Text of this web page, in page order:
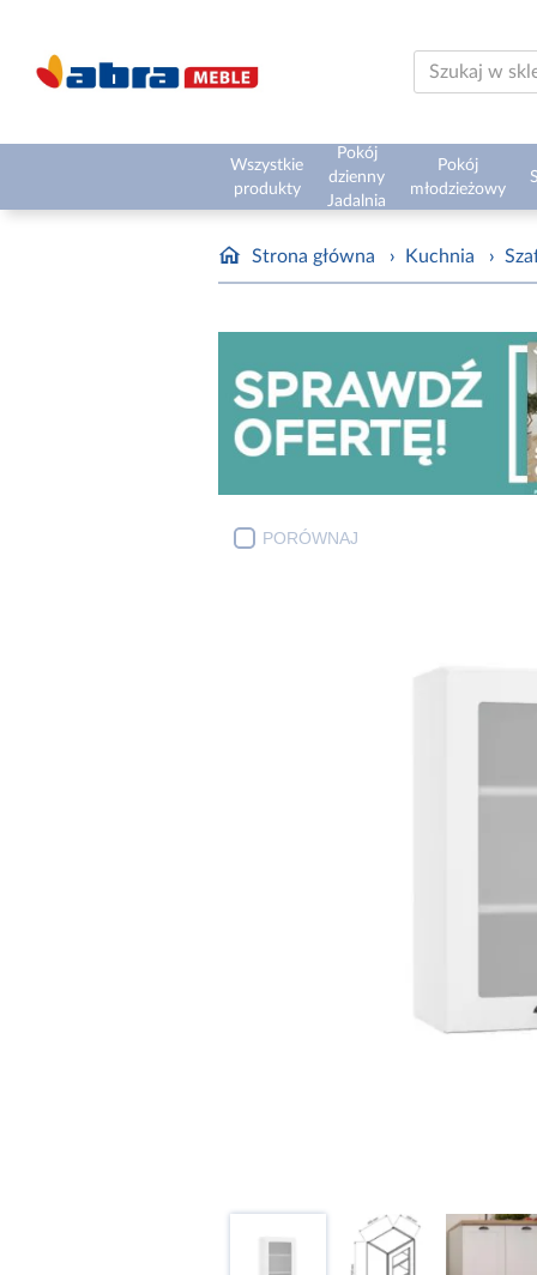
Wszystkie
produkty
Pokój
dzienny
Jadalnia
Pokój
młodzieżowy
Strona główna › Kuchnia ›
PORÓWNAJ